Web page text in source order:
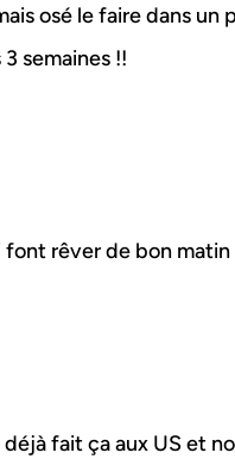
osé le faire dans un
semaines !!
font rêver de bon matin
déjà fait ça aux US et